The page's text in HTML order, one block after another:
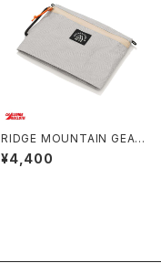
RIDGE MOUNTAIN GEAR /
TRAVEL POUCH PLUS（UL
TRA）
¥4,400